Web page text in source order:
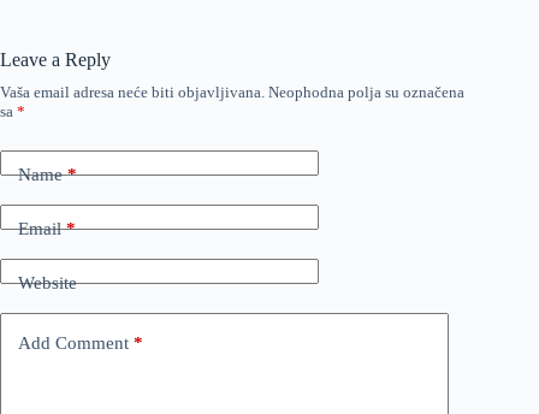
Leave a Reply
Vaša email adresa neće biti objavljivana. Neophodna polja su označena
sa *
Name*
Email*
Website
Add Comment *